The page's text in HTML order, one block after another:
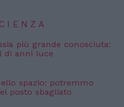
più grande conosciuta:
di anni luce
spazio: potremmo
posto sbagliato